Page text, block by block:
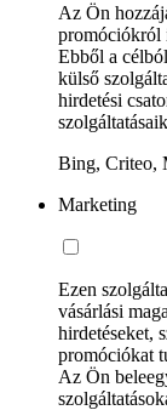
Az Ön
promóciókról
Ebből a
külső
hirdetési
Bing, Criteo,
Marketing
Ezen
vásárlási
hirdetéseket,
promóciókat
Az Ön